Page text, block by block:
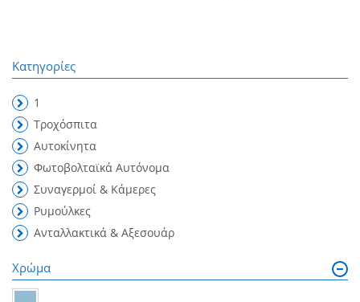
Κατηγορίες
1
Τροχόσπιτα
Αυτοκίνητα
Φωτοβολταϊκά Αυτόνομα
Συναγερμοί & Κάμερες
Ρυμούλκες
Ανταλλακτικά & Αξεσουάρ
Χρώμα